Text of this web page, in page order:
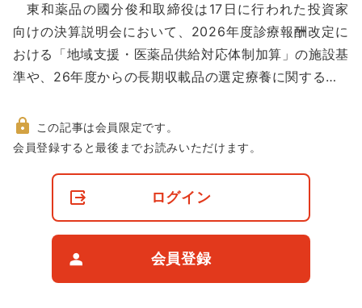
動
東和薬品の國分俊和取締役は17日に行われた投資家
向けの決算説明会において、2026年度診療報酬改定に
おける「地域支援・医薬品供給対応体制加算」の施設基
準や、26年度からの長期収載品の選定療養に関する…
非
この記事は会員限定です。
会員登録すると最後までお読みいただけます。
ログイン
会員登録